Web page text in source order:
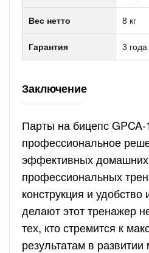
Вес нетто 8 кг
Гарантия 3 года
Заключение
Парты на бицепс
профессиональное
эффективных
профессиональных
конструкция и удобство
делают этот тренажер
тех, кто стремится к
результатам в